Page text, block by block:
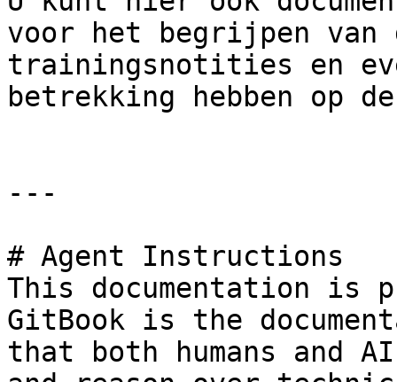
voor het begrijpen van
trainingsnotities en
betrekking hebben op
---
# Agent Instructions
This documentation is
GitBook is the
that both humans and